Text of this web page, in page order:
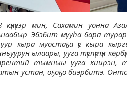
мин, Сахамин уонна
Эбэбит мууһа бара турара.
кыра муостаҕа үс кыра
ылаары, ууга түспүтүн
тымныы ууга киирэн,
устан, оҕоҕо биэрбитэ. Онтон